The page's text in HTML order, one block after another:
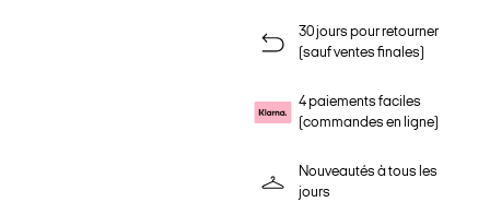
30 jours pour retourner
(sauf ventes finales)
4 paiements faciles
(commandes en ligne)
Nouveautés à tous les
jours